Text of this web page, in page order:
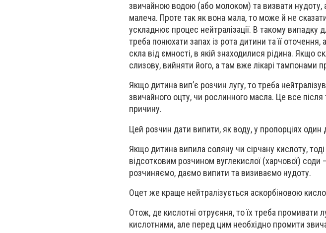
звичайною водою (або молоком) та визвати нудоту,
малеча. Проте так як вона мала, то може й не
ускладнює процес нейтралізації. В такому
треба понюхати запах із рота дитини та її
скла від ємності, в якій знаходилися рідина.
слизову, вийняти його, а там вже лікарі тампонами
Якщо дитина вип’є розчин лугу, то треба
звичайного оцту, чи рослинного масла. Це все
причину.
Цей розчин дати випити, як воду, у пропорціях
Якщо дитина випила соляну чи сірчану кислоту,
відсотковим розчином вуглекислої (харчової)
розчиняємо, даємо випити та визиваємо нудоту.
Оцет же краще нейтралізується аскорбіновою
Отож, де кислотні отруєння, то їх треба промивати
кислотними, але перед цим необхідно промити